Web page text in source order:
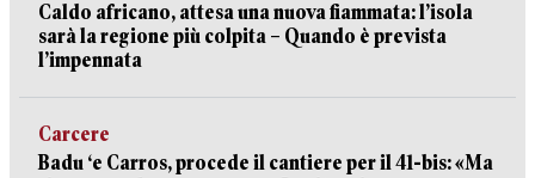
Caldo africano, attesa una nuova fiammata: l’isola
sarà la regione più colpita – Quando è prevista
l’impennata
Carcere
Badu ‘e Carros, procede il cantiere per il 41-bis: «Ma